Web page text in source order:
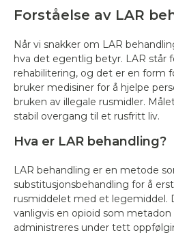
Forståelse av LAR
Når vi snakker om LAR
hva det egentlig betyr. LAR står
rehabilitering, og det er en form
bruker medisiner for å hjelpe
bruken av illegale rusmidler.
stabil overgang til et rusfritt liv.
Hva er LAR behandling?
LAR behandling er en metode
substitusjonsbehandling for å
rusmiddelet med et legemiddel.
vanligvis en opioid som
administreres under tett